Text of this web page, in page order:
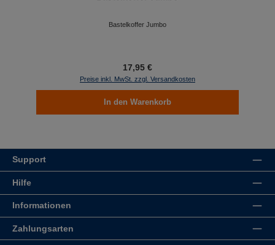
Bastelkoffer Jumbo
17,95 €
Preise inkl. MwSt. zzgl. Versandkosten
In den Warenkorb
Support
Hilfe
Informationen
Zahlungsarten